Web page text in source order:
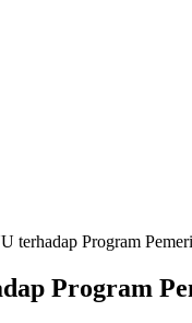
terhadap Program
Program